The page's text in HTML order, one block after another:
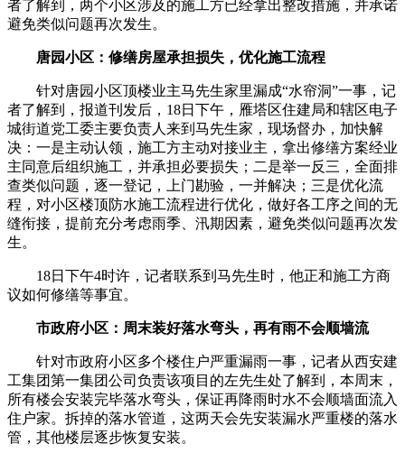
者了解到，两个小区涉及的施工方已经拿出整改措施，并承诺
避免类似问题再次发生。
唐园小区：修缮房屋承担损失，优化施工流程
针对唐园小区顶楼业主马先生家里漏成“水帘洞”一事，记
者了解到，报道刊发后，18日下午，雁塔区住建局和辖区电子
城街道党工委主要负责人来到马先生家，现场督办，加快解
决：一是主动认领，施工方主动对接业主，拿出修缮方案经业
主同意后组织施工，并承担必要损失；二是举一反三，全面排
查类似问题，逐一登记，上门勘验，一并解决；三是优化流
程，对小区楼顶防水施工流程进行优化，做好各工序之间的无
缝衔接，提前充分考虑雨季、汛期因素，避免类似问题再次发
生。
18日下午4时许，记者联系到马先生时，他正和施工方商
议如何修缮等事宜。
市政府小区：周末装好落水弯头，再有雨不会顺墙流
针对市政府小区多个楼住户严重漏雨一事，记者从西安建
工集团第一集团公司负责该项目的左先生处了解到，本周末，
所有楼会安装完毕落水弯头，保证再降雨时水不会顺墙面流入
住户家。拆掉的落水管道，这两天会先安装漏水严重楼的落水
管，其他楼层逐步恢复安装。